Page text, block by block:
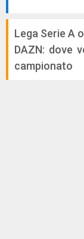
Lega Serie A
DAZN: dove
campionato